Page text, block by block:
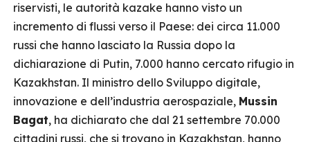
riservisti, le autorità kazake hanno visto un
incremento di flussi verso il Paese: dei circa 11.000
russi che hanno lasciato la Russia dopo la
dichiarazione di Putin, 7.000 hanno cercato rifugio in
Kazakhstan. Il ministro dello Sviluppo digitale,
innovazione e dell’industria aerospaziale, Mussin
Bagat, ha dichiarato che dal 21 settembre 70.000
cittadini russi, che si trovano in Kazakhstan, hanno